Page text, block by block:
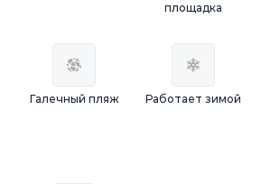
площадка
Галечный пляж Работает зимой